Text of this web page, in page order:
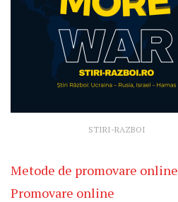
STIRI-RAZBOI
Metode de promovare online
Promovare online